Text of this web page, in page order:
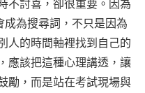
不討喜，卻很重要。因為
成為搜尋詞，不只是因為
人的時間軸裡找到自己的
應該把這種心理講透，讓
勵，而是站在考試現場與